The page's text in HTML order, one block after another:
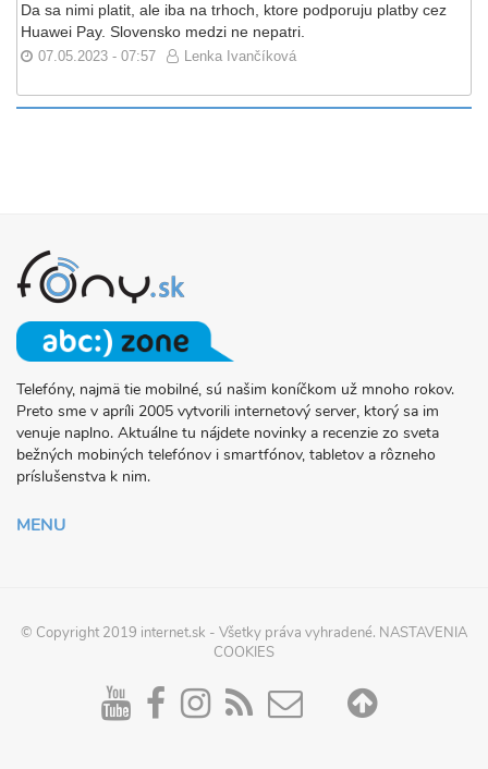
Da sa nimi platit, ale iba na trhoch, ktore podporuju platby cez
Huawei Pay. Slovensko medzi ne nepatri.
07.05.2023 - 07:57 Lenka Ivančíková
O
PROJEKTE
FONY.SK
Telefóny, najmä tie mobilné, sú našim koníčkom už mnoho rokov.
Preto sme v apríli 2005 vytvorili internetový server, ktorý sa im
venuje naplno. Aktuálne tu nájdete novinky a recenzie zo sveta
bežných mobiných telefónov i smartfónov, tabletov a rôzneho
príslušenstva k nim.
MENU
© Copyright 2019 internet.sk - Všetky práva vyhradené. NASTAVENIA
COOKIES